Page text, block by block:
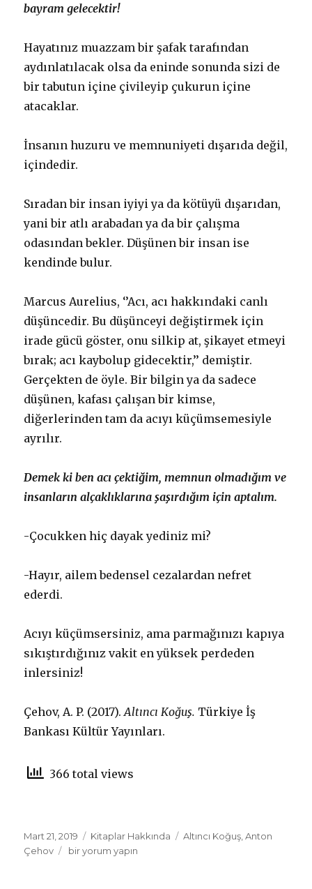
bayram gelecektir!
Hayatınız muazzam bir şafak tarafından
aydınlatılacak olsa da eninde sonunda sizi de
bir tabutun içine çivileyip çukurun içine
atacaklar.
İnsanın huzuru ve memnuniyeti dışarıda değil,
içindedir.
Sıradan bir insan iyiyi ya da kötüyü dışarıdan,
yani bir atlı arabadan ya da bir çalışma
odasından bekler. Düşünen bir insan ise
kendinde bulur.
Marcus Aurelius, ‘’Acı, acı hakkındaki canlı
düşüncedir. Bu düşünceyi değiştirmek için
irade gücü göster, onu silkip at, şikayet etmeyi
bırak; acı kaybolup gidecektir,’’ demiştir.
Gerçekten de öyle. Bir bilgin ya da sadece
düşünen, kafası çalışan bir kimse,
diğerlerinden tam da acıyı küçümsemesiyle
ayrılır.
Demek ki ben acı çektiğim, memnun olmadığım ve
insanların alçaklıklarına şaşırdığım için aptalım.
-Çocukken hiç dayak yediniz mi?
-Hayır, ailem bedensel cezalardan nefret
ederdi.
Acıyı küçümsersiniz, ama parmağınızı kapıya
sıkıştırdığınız vakit en yüksek perdeden
inlersiniz!
Çehov, A. P. (2017).Altıncı Koğuş. Türkiye İş
Bankası Kültür Yayınları.
366 total views
Yayın
tarihi
Mart 21, 2019 Kategoriler
Kitaplar Hakkında Etiketler
Altıncı Koğuş ,Anton
Çehov
Altıncı
bir yorum yapın